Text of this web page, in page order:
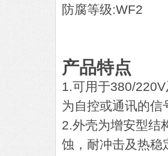
防腐等级:WF2
产品特点
1.可用于380/
为自控或通讯的信
2.外壳为增安型结
蚀，耐冲击及热稳